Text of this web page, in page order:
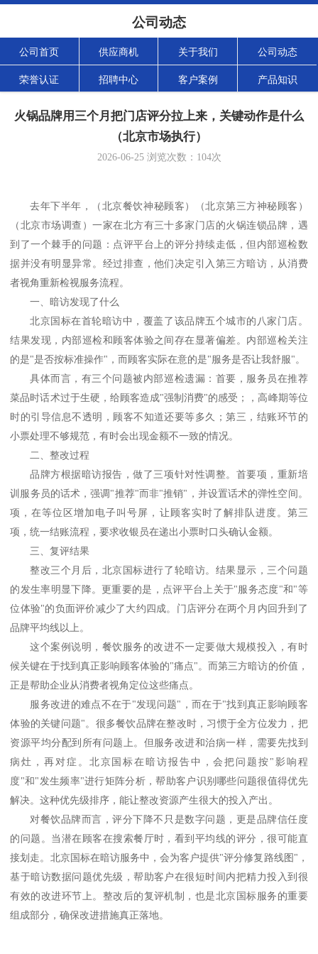
公司动态
公司首页 供应商机 关于我们 公司动态
荣誉认证 招聘中心 客户案例 产品知识
火锅品牌用三个月把门店评分拉上来，关键动作是什么
（北京市场执行）
2026-06-25浏览次数： 104次
去年下半年，
（北京餐饮神秘顾客）（北京第三方神秘顾客）
（北京市场调查）一家在北方有三十多家门店的火锅连锁品牌，遇
到了一个棘手的问题：点评平台上的评分持续走低，但内部巡检数
据并没有明显异常。经过排查，他们决定引入第三方暗访，从消费
者视角重新检视服务流程。
一、暗访发现了什么
北京国标在首轮暗访中，覆盖了该品牌五个城市的八家门店。
结果发现，内部巡检和顾客体验之间存在显著偏差。内部巡检关注
的是"是否按标准操作"，而顾客实际在意的是"服务是否让我舒服"。
具体而言，有三个问题被内部巡检遗漏：首要，服务员在推荐
菜品时话术过于生硬，给顾客造成"强制消费"的感受；，高峰期等位
时的引导信息不透明，顾客不知道还要等多久；第三，结账环节的
小票处理不够规范，有时会出现金额不一致的情况。
二、整改过程
品牌方根据暗访报告，做了三项针对性调整。首要项，重新培
训服务员的话术，强调 "推荐"而非"推销"，并设置话术的弹性空间。
项，在等位区增加电子叫号屏，让顾客实时了解排队进度。第三
项，统一结账流程，要求收银员在递出小票时口头确认金额。
三、复评结果
整改三个月后，北京国标进行了轮暗访。结果显示，三个问题
的发生率明显下降。更重要的是，点评平台上关于"服务态度"和"等
位体验"的负面评价减少了大约四成。门店评分在两个月内回升到了
品牌平均线以上。
这个案例说明，餐饮服务的改进不一定要做大规模投入，有时
候关键在于找到真正影响顾客体验的"痛点"。而第三方暗访的价值，
正是帮助企业从消费者视角定位这些痛点。
服务改进的难点不在于"发现问题"，而在于"找到真正影响顾客
体验的关键问题"。很多餐饮品牌在整改时，习惯于全方位发力，把
资源平均分配到所有问题上。但服务改进和治病一样，需要先找到
病灶，再对症。北京国标在暗访报告中，会把问题按"影响程
度"和"发生频率"进行矩阵分析，帮助客户识别哪些问题很值得优先
解决。这种优先级排序，能让整改资源产生很大的投入产出。
对餐饮品牌而言，评分下降不只是数字问题，更是品牌信任度
的问题。当潜在顾客在搜索餐厅时，看到平均线的评分，很可能直
接划走。北京国标在暗访服务中，会为客户提供"评分修复路线图"，
基于暗访数据问题优先级，帮助客户在很短时间内把精力投入到很
有效的改进环节上。整改后的复评机制，也是北京国标服务的重要
组成部分，确保改进措施真正落地。